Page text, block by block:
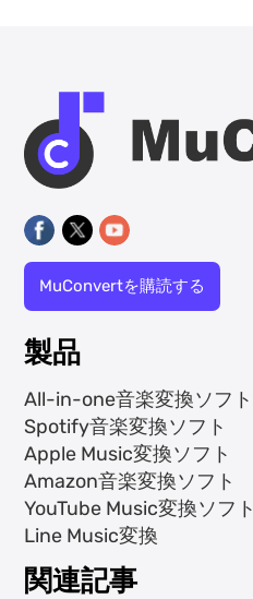
MuConvertを購読する
製品
All-in-one音楽変換ソフト
Spotify音楽変換ソフト
Apple Music変換ソフト
Amazon音楽変換ソフト
YouTube Music変換ソフト
Line Music変換
関連記事